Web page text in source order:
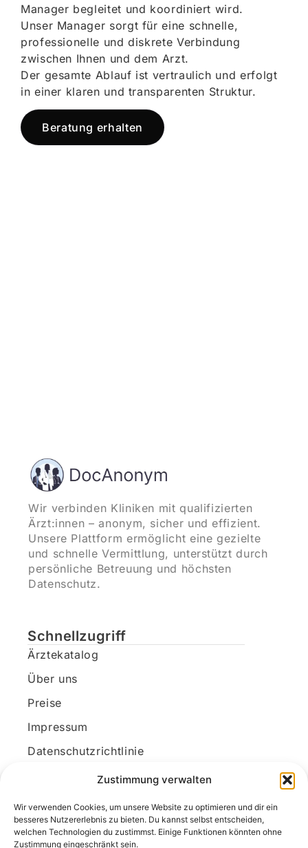
Zustimmung verwalten
Wir verwenden Cookies, um unsere Website zu optimieren und dir ein
besseres Nutzererlebnis zu bieten. Du kannst selbst entscheiden,
welchen Technologien du zustimmst. Einige Funktionen könnten ohne
Zustimmung eingeschränkt sein.
Manager begleitet und koordiniert wird.
Unser Manager sorgt für eine schnelle,
professionelle und diskrete Verbindung
zwischen Ihnen und dem Arzt.
Der gesamte Ablauf ist vertraulich und erfolgt
in einer klaren und transparenten Struktur.
Beratung erhalten
Wir verbinden Kliniken mit qualifizierten
Ärzt:innen – anonym, sicher und effizient.
Unsere Plattform ermöglicht eine gezielte
und schnelle Vermittlung, unterstützt durch
persönliche Betreuung und höchsten
Datenschutz.
Schnellzugriff
Ärztekatalog
Über uns
Preise
Impressum
Datenschutzrichtlinie
Kundenkonto
Unsere Kontaktdaten
E-Mail: kontakt@docanonym.com